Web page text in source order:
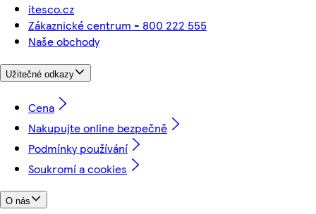
itesco.cz
Zákaznické centrum - 800 222 555
Naše obchody
Užitečné odkazy
Cena
Nakupujte online bezpečně
Podmínky používání
Soukromí a cookies
O nás